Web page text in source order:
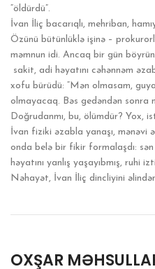
“öldürdü”.
İvan İliç bacarıqlı, mehriban,
Özünü bütünlüklə işinə –
məmnun idi. Ancaq bir gün
sakit, adi həyatını cəhənnəm
xofu bürüdü: “Mən olmasam,
olmayacaq. Bəs gedəndən sonra
Doğrudanmı, bu, ölümdür? Yox,
İvan fiziki əzabla yanaşı, mənəvi
onda belə bir fikir formalaşdı:
həyatını yanlış yaşayıbmış, ruhi
Nəhayət, İvan İliç dincliyini
OXŞAR